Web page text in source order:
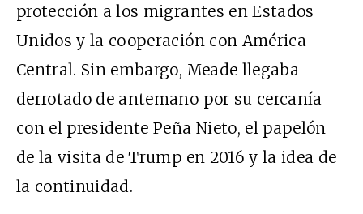
protección a los migrantes en Estados
Unidos y la cooperación con América
Central. Sin embargo, Meade llegaba
derrotado de antemano por su cercanía
con el presidente Peña Nieto, el papelón
de la visita de Trump en 2016 y la idea de
la continuidad.